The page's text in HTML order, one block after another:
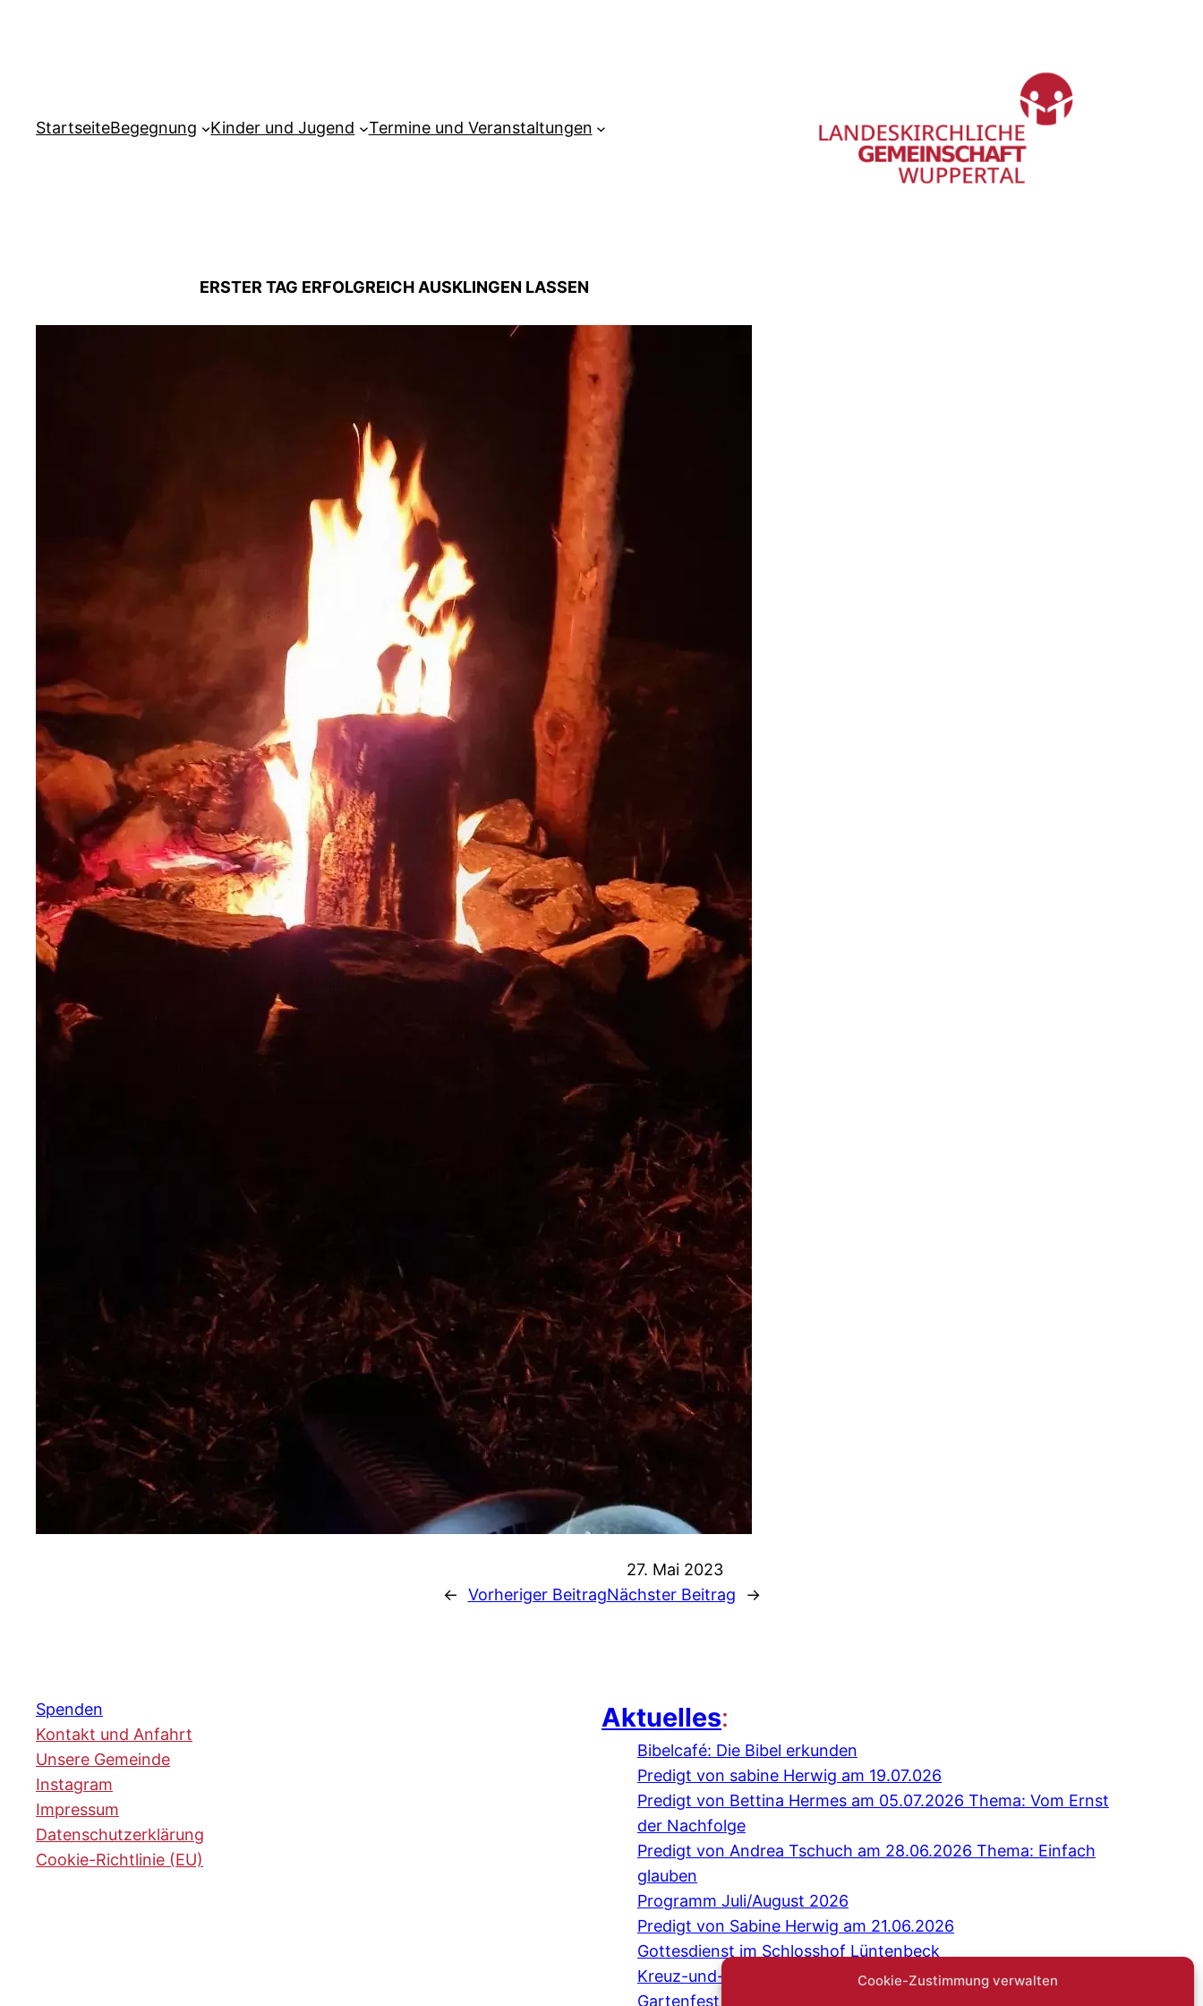
Cookie-Zustimmung verwalten
StartseiteBegegnung Kinder und Jugend Termine und Veranstaltungen
ERSTER TAG ERFOLGREICH AUSKLINGEN LASSEN
27. Mai 2023
←
Vorheriger BeitragNächster Beitrag →
Spenden
Kontakt und Anfahrt
Unsere Gemeinde
Instagram
Impressum
Datenschutzerklärung
Cookie-Richtlinie (EU)
Aktuelles:
Bibelcafé: Die Bibel erkunden
Predigt von sabine Herwig am 19.07.026
Predigt von Bettina Hermes am 05.07.2026 Thema: Vom Ernst
der Nachfolge
Predigt von Andrea Tschuch am 28.06.2026 Thema: Einfach
glauben
Programm Juli/August 2026
Predigt von Sabine Herwig am 21.06.2026
Gottesdienst im Schlosshof Lüntenbeck
Kreuz-und-quer-Gespräch: Niemand sagt gerne: Ich bin einsam
Gartenfest mit der IEG